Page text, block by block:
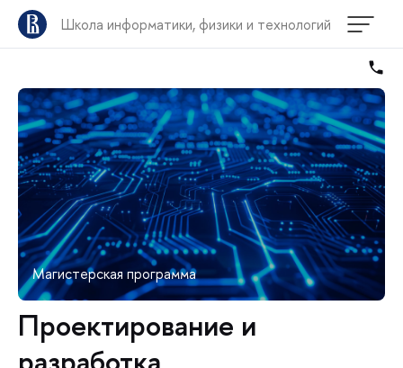
Школа информатики, физики и технологий
Магистерская программа
Проектирование и